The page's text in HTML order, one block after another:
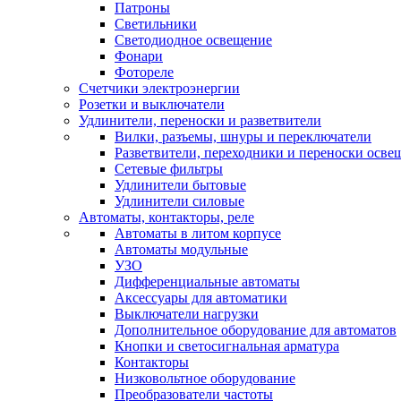
Патроны
Светильники
Светодиодное освещение
Фонари
Фотореле
Счетчики электроэнергии
Розетки и выключатели
Удлинители, переноски и разветвители
Вилки, разъемы, шнуры и переключатели
Разветвители, переходники и переноски
Сетевые фильтры
Удлинители бытовые
Удлинители силовые
Автоматы, контакторы, реле
Автоматы в литом корпусе
Автоматы модульные
УЗО
Дифференциальные автоматы
Аксессуары для автоматики
Выключатели нагрузки
Дополнительное оборудование для автоматов
Кнопки и светосигнальная арматура
Контакторы
Низковольтное оборудование
Преобразователи частоты